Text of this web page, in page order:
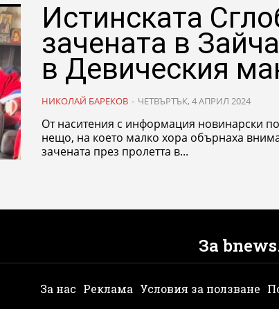
Истинската
зачената в
в Девическия
НИКОЛАЙ БАРЕКОВ - ЧЕТВЪРТЪК, 4 АПРИЛ 2024
От наситения с информация новинарски
нещо, на което малко хора обърнаха внимание. А то
зачената през пролетта в...
За
За нас Реклама Условия за ползване